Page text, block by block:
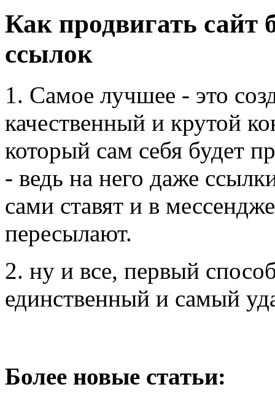
Как продвигать сайт
ссылок
1. Самое лучшее - это
качественный и крутой
который сам себя будет
- ведь на него даже
сами ставят и в
пересылают.
2. ну и все, первый
единственный и самый
Более новые статьи: